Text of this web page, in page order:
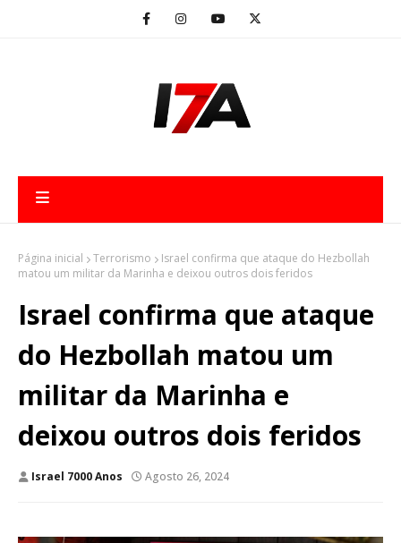
Página inicial Terrorismo
Israel confirma que ataque do Hezbollah
matou um militar da Marinha e deixou outros dois feridos
Israel confirma que ataque
do Hezbollah matou um
militar da Marinha e
deixou outros dois feridos
Israel 7000 Anos Agosto 26, 2024